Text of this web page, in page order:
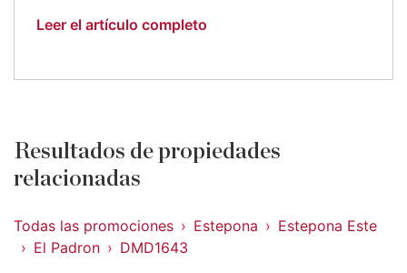
Leer el artículo completo
Resultados de propiedades
relacionadas
Todas las promociones Estepona
Estepona Este
El Padron
DMD1643